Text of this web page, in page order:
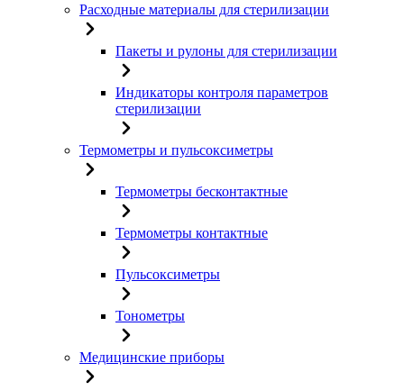
Расходные материалы для стерилизации
Пакеты и рулоны для стерилизации
Индикаторы контроля параметров
стерилизации
Термометры и пульсоксиметры
Термометры бесконтактные
Термометры контактные
Пульсоксиметры
Тонометры
Медицинские приборы